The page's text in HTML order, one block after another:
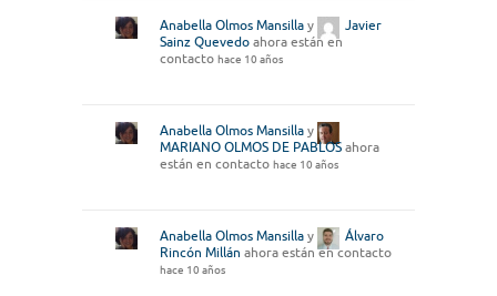
Anabella Olmos Mansilla y
Javier
Sainz Quevedo ahora están en
contacto hace 10 años
Anabella Olmos Mansilla y
MARIANO OLMOS DE PABLOS ahora
están en contacto hace 10 años
Anabella Olmos Mansilla y
Álvaro
Rincón Millán ahora están en contacto
hace 10 años